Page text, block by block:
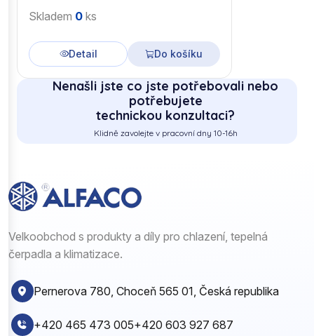
Skladem 0 ks
Detail Do košíku
Nenašli jste co jste potřebovali nebo
potřebujete
technickou konzultaci?
Klidně zavolejte v pracovní dny 10-16h
Velkoobchod s produkty a díly pro chlazení, tepelná
čerpadla a klimatizace.
Pernerova 780, Choceň 565 01, Česká republika
+420 465 473 005+420 603 927 687